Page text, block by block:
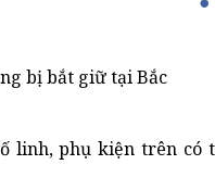
bị bắt giữ tại Bắc
linh, phụ kiện trên có